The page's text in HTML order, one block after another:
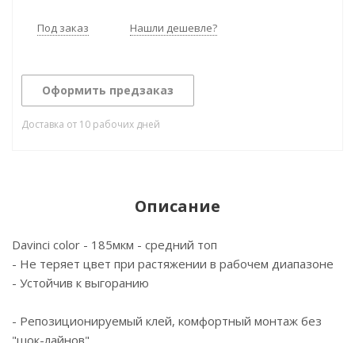
Под заказ Нашли дешевле?
Оформить предзаказ
Доставка от 10 рабочих дней
Описание
Davinci color - 185мкм - средний топ
- Не теряет цвет при растяжении в рабочем диапазоне
- Устойчив к выгоранию
- Репозиционируемый клей, комфортный монтаж без
"шок-лайнов"